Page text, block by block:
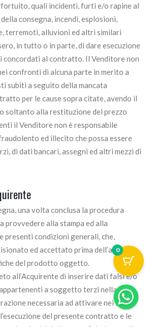
quali incidenti, furti e/o rapine al
consegna, incendi, esplosioni,
terremoti, alluvioni ed altri similari
in tutto o in parte, di dare esecuzione
concordati al contratto. Il Venditore non
confronti di alcuna parte in merito a
subiti a seguito della mancata
per le cause sopra citate, avendo il
soltanto alla restituzione del prezzo
il Venditore non è responsabile
ed illecito che possa essere
di dati bancari, assegni ed altri mezzi di
una volta conclusa la procedura
a provvedere alla stampa ed alla
presenti condizioni generali, che,
ed accettato prima dell’acquisto,
del prodotto oggetto.
all’Acquirente di inserire dati falsi e/o
a soggetto terzi nella
necessaria ad attivare nei suoi
del presente contratto e le
0